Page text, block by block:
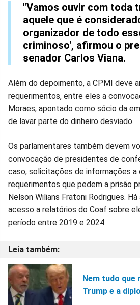
"Vamos ouvir com toda
aquele que é
organizador de todo
criminoso', afirmou o
senador Carlos Viana.
Além do depoimento, a CPMI deve
requerimentos, entre eles a
Moraes, apontado como sócio da
de lavar parte do dinheiro desviado.
Os parlamentares também devem
convocação de presidentes de
caso, solicitações de informações a
requerimentos que pedem a prisão
Nelson Wilians Fratoni Rodrigues.
acesso a relatórios do Coaf sobre
período entre 2019 e 2024.
Nem tudo que
Trump e a